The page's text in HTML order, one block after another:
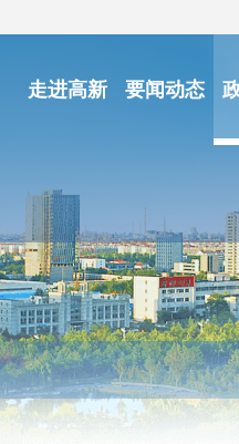
走进高新 要闻动态